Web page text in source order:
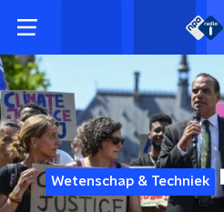
Wetenschap & Techniek